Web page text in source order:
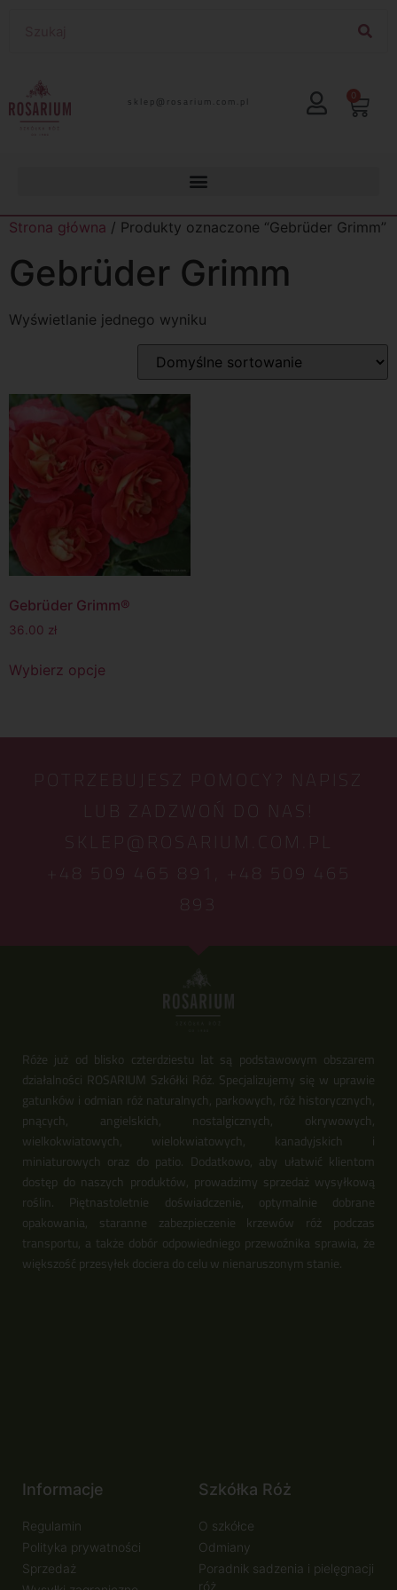
lp.moc.muirasor@pelks 0
Strona główna / Produkty oznaczone “Gebrüder Grimm”
Gebrüder Grimm
Wyświetlanie jednego wyniku
Gebrüder Grimm®
36.00 zł
Wybierz opcje
POTRZEBUJESZ POMOCY? NAPISZ
LUB ZADZWOŃ DO NAS!
SKLEP@ROSARIUM.COM.PL
+48 509 465 891,
+48 509 465
893
Róże już od blisko czterdziestu lat są podstawowym obszarem
działalności ROSARIUM Szkółki Róż. Specjalizujemy się w uprawie
gatunków i odmian róż naturalnych, parkowych, róż historycznych,
pnących, angielskich, nostalgicznych, okrywowych,
wielkokwiatowych, wielokwiatowych, kanadyjskich i
miniaturowych oraz do patio. Dodatkowo, aby ułatwić klientom
dostęp do naszych produktów, prowadzimy sprzedaż wysyłkową
roślin. Piętnastoletnie doświadczenie, optymalnie dobrane
opakowania, staranne zabezpieczenie krzewów róż podczas
transportu, a także dobór odpowiedniego przewoźnika sprawia, że
większość przesyłek dociera do celu w nienaruszonym stanie.
Informacje
Regulamin
Polityka prywatności
Sprzedaż
Szkółka Róż
O szkółce
Odmiany
Poradnik sadzenia i pielęgnacji
róż